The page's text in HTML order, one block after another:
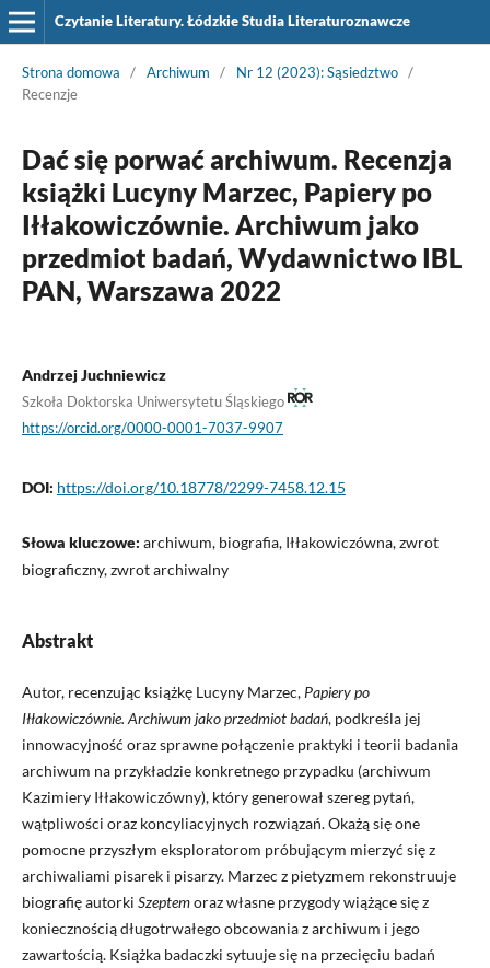
Czytanie Literatury. Łódzkie Studia Literaturoznawcze
Strona domowa / Archiwum / Nr 12 (2023): Sąsiedztwo /
Recenzje
Dać się porwać archiwum. Recenzja
książki Lucyny Marzec, Papiery po
Iłłakowiczównie. Archiwum jako
przedmiot badań, Wydawnictwo IBL
PAN, Warszawa 2022
Andrzej Juchniewicz
Szkoła Doktorska Uniwersytetu Śląskiego
https://orcid.org/0000-0001-7037-9907
DOI: https://doi.org/10.18778/2299-7458.12.15
Słowa kluczowe: archiwum, biografia, Iłłakowiczówna, zwrot
biograficzny, zwrot archiwalny
Abstrakt
Autor, recenzując książkę Lucyny Marzec, Papiery po
Iłłakowiczównie. Archiwum jako przedmiot badań, podkreśla jej
innowacyjność oraz sprawne połączenie praktyki i teorii badania
archiwum na przykładzie konkretnego przypadku (archiwum
Kazimiery Iłłakowiczówny), który generował szereg pytań,
wątpliwości oraz koncyliacyjnych rozwiązań. Okażą się one
pomocne przyszłym eksploratorom próbującym mierzyć się z
archiwaliami pisarek i pisarzy. Marzec z pietyzmem rekonstruuje
biografię autorki Szeptemoraz własne przygody wiążące się z
koniecznością długotrwałego obcowania z archiwum i jego
zawartością. Książka badaczki sytuuje się na przecięciu badań